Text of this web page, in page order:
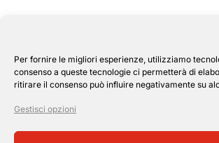
Per fornire le migliori esperienze, utilizziamo
consenso a queste tecnologie ci permetterà di
ritirare il consenso può influire negativamente su
Gestisci opzioni